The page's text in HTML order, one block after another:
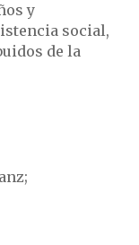
y
social,
de la